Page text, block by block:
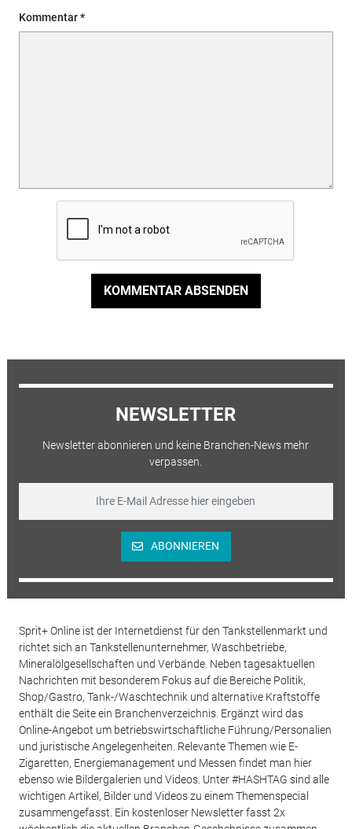
Kommentar
KOMMENTAR ABSENDEN
NEWSLETTER
Newsletter abonnieren und keine Branchen-News mehr
verpassen.
ABONNIEREN
Sprit+ Online ist der Internetdienst für den Tankstellenmarkt und
richtet sich an Tankstellenunternehmer, Waschbetriebe,
Mineralölgesellschaften und Verbände. Neben tagesaktuellen
Nachrichten mit besonderem Fokus auf die Bereiche Politik,
Shop/Gastro, Tank-/Waschtechnik und alternative Kraftstoffe
enthält die Seite ein Branchenverzeichnis. Ergänzt wird das
Online-Angebot um betriebswirtschaftliche Führung/Personalien
und juristische Angelegenheiten. Relevante Themen wie E-
Zigaretten, Energiemanagement und Messen findet man hier
ebenso wie Bildergalerien und Videos. Unter #HASHTAG sind alle
wichtigen Artikel, Bilder und Videos zu einem Themenspecial
zusammengefasst. Ein kostenloser Newsletter fasst 2x